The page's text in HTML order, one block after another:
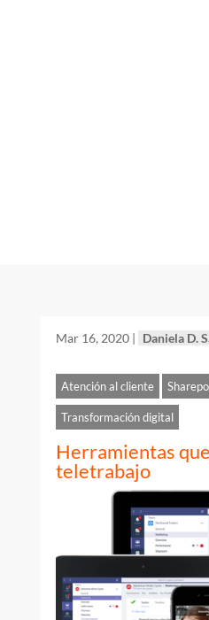
Mar 16, 2020| Daniela D.
Atención al cliente
Transformación digital
Herramientas
teletrabajo